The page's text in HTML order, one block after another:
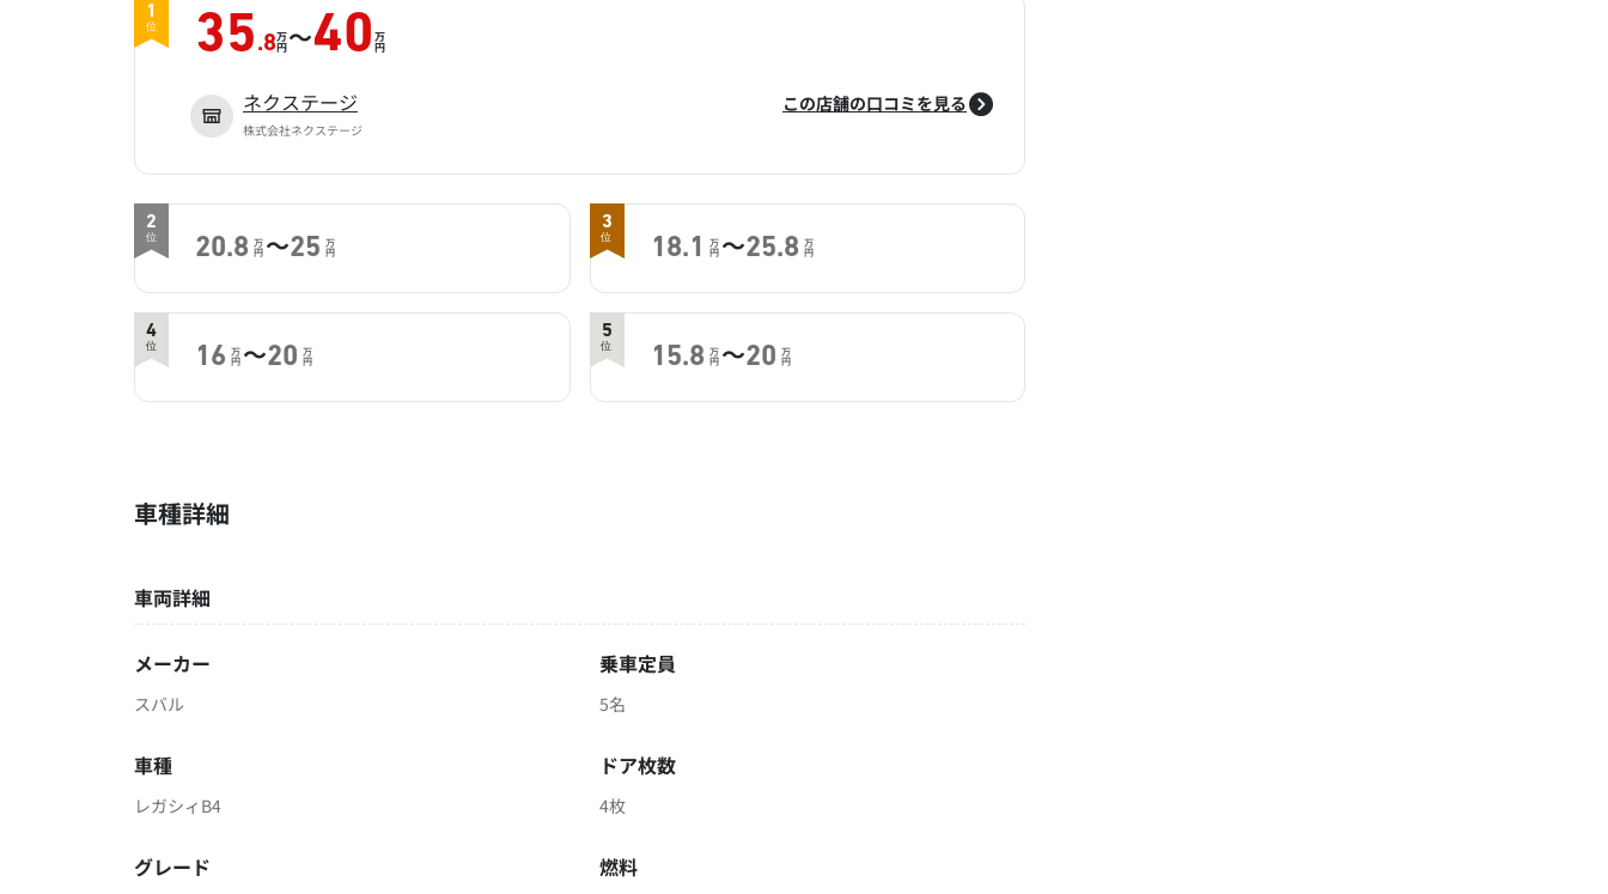
1
位 35 .8万
円～40 万
円
ネクステージ
株式会社ネクステージ
この店舗の口コミを見る
2
位 20.8 万
円 ～25 万
円
3
位 18.1 万
円 ～25.8 万
円
4
位 16 万
円 ～20 万
円
5
位 15.8 万
円 ～20 万
円
車種詳細
車両詳細
メーカー
スバル
乗車定員
5名
車種
レガシィB4
ドア枚数
4枚
グレード 燃料